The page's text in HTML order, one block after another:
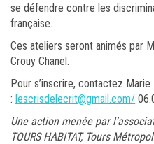
se défendre contre les
française.
Ces ateliers seront animés par
Crouy Chanel.
Pour s’inscrire, contactez Marie
: lescrisdelecrit@gmail.com/
Une action menée par
TOURS HABITAT, Tours